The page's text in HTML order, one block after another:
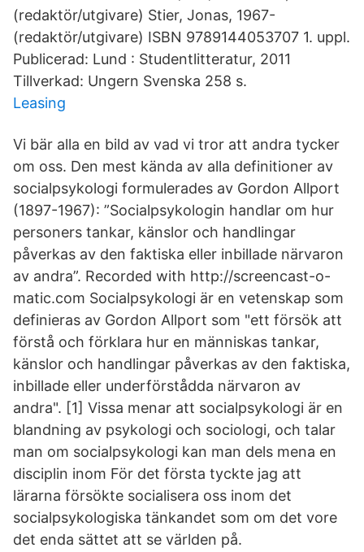
(redaktör/utgivare) Stier, Jonas, 1967-
(redaktör/utgivare) ISBN 9789144053707 1. uppl.
Publicerad: Lund : Studentlitteratur, 2011
Tillverkad: Ungern Svenska 258 s.
Leasing
Vi bär alla en bild av vad vi tror att andra tycker
om oss. Den mest kända av alla definitioner av
socialpsykologi formulerades av Gordon Allport
(1897-1967): ”Socialpsykologin handlar om hur
personers tankar, känslor och handlingar
påverkas av den faktiska eller inbillade närvaron
av andra”. Recorded with http://screencast-o-
matic.com Socialpsykologi är en vetenskap som
definieras av Gordon Allport som "ett försök att
förstå och förklara hur en människas tankar,
känslor och handlingar påverkas av den faktiska,
inbillade eller underförstådda närvaron av
andra". [1] Vissa menar att socialpsykologi är en
blandning av psykologi och sociologi, och talar
man om socialpsykologi kan man dels mena en
disciplin inom För det första tyckte jag att
lärarna försökte socialisera oss inom det
socialpsykologiska tänkandet som om det vore
det enda sättet att se världen på.